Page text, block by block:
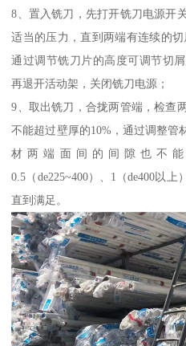
8、置入铣刀，先打开铣刀电源开
适当的压力，直到两端有连续的切
通过调节铣刀片的高度可调节切
再退开活动架，关闭铣刀电源；
9、取出铣刀，合拢两管端，检查
不能超过壁厚的10%，通过调整管
材两端面间的间隙也不能
0.5（de225~400）、1（de400以
直到满足。